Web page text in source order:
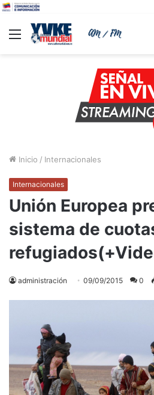
Menu
Inicio / Internacionales
Internacionales
Unión Europea
sistema de
administración 09/09/2015 0